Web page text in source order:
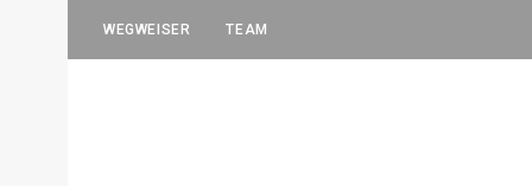
WEGWEISER TEAM